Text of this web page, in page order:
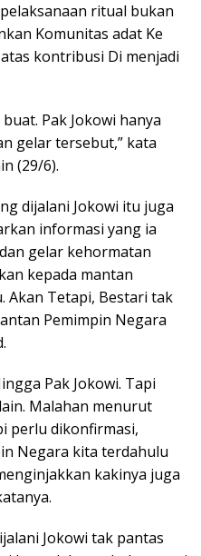
ritual bukan
Komunitas adat Ke
kontribusi Di menjadi
Pak Jokowi hanya
gelar tersebut,” kata
(29/6).
dijalani Jokowi itu juga
informasi yang ia
gelar kehormatan
kepada mantan
Akan Tetapi, Bestari tak
Pemimpin Negara
Pak Jokowi. Tapi
Malahan menurut
perlu dikonfirmasi,
Negara kita terdahulu
kakinya juga
Jokowi tak pantas